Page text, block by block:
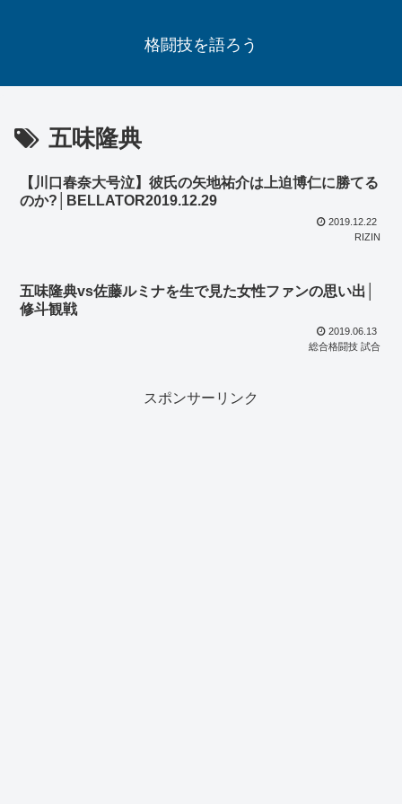
格闘技を語ろう
五味隆典
【川口春奈大号泣】彼氏の矢地祐介は上迫博仁に勝てる
のか?│BELLATOR2019.12.29
2019.12.22
RIZIN
五味隆典vs佐藤ルミナを生で見た女性ファンの思い出│
修斗観戦
2019.06.13
総合格闘技 試合
スポンサーリンク